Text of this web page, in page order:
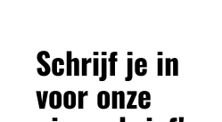
Schrijf je in
voor onze